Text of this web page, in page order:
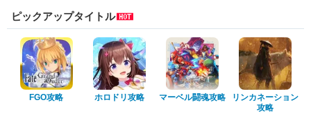
ピックアップタイトル
FGO攻略 ホロドリ攻略 マーベル闘魂攻略
リンカネーション
攻略